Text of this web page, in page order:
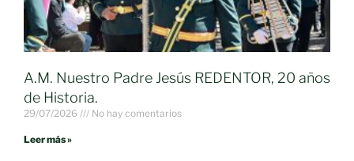
A.M. Nuestro Padre Jesús REDENTOR, 20 años
de Historia.
29/07/2026 No hay comentarios
Leer más »